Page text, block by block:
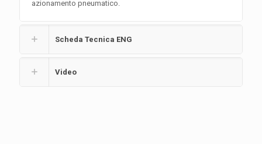
azionamento pneumatico.
Scheda Tecnica ENG
Video